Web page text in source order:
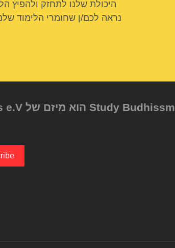
היכולת שלנו לתחזק ולהפיץ
נראה לכם/ן שחומרי הלימוד
Study Budhissm הוא מיזם של Berzin Archives e.V, שנוסד על ידי Dr. Alexander Berzin